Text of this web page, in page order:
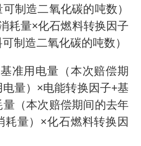
可制造二氧化碳的吨数）
耗量×化石燃料转换因子
制造二氧化碳的吨数）
准用电量（本次赔偿期
量）×电能转换因子+基
（本次赔偿期间的去年
耗量）×化石燃料转换因